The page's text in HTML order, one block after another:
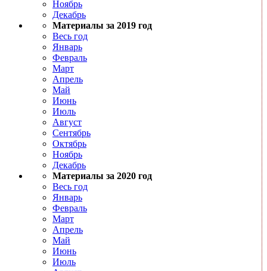
Ноябрь
Декабрь
Материалы за 2019 год
Весь год
Январь
Февраль
Март
Апрель
Май
Июнь
Июль
Август
Сентябрь
Октябрь
Ноябрь
Декабрь
Материалы за 2020 год
Весь год
Январь
Февраль
Март
Апрель
Май
Июнь
Июль